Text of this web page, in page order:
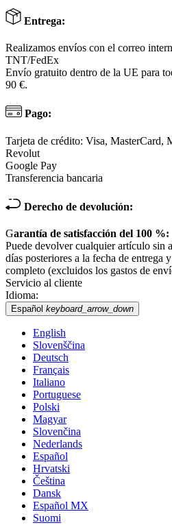
Entrega:
Realizamos envíos con el correo
TNT/FedEx
Envío gratuito dentro de la UE para
90 €.
Pago:
Tarjeta de crédito: Visa, MasterCard,
Revolut
Google Pay
Transferencia bancaria
Derecho de devolución:
Garantía de satisfacción del 100 %:
Puede devolver cualquier artículo sin
días posteriores a la fecha de entrega
completo (excluidos los gastos de
Servicio al cliente
Idioma:
Español keyboard_arrow_down
English
Slovenščina
Deutsch
Français
Italiano
Portuguese
Polski
Magyar
Slovenčina
Nederlands
Español
Hrvatski
Čeština
Dansk
Español MX
Suomi